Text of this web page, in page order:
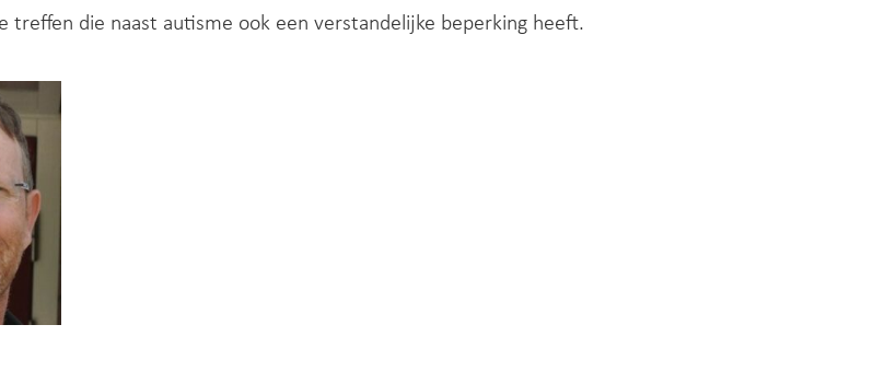
treffen die naast autisme ook een verstandelijke beperking heeft.